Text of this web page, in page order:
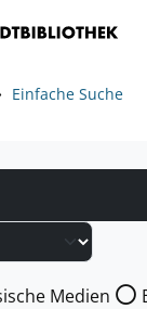
Einfache Suche
nach
Medien